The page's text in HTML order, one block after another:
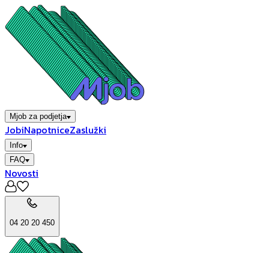
Mjob za podjetja
JobiNapotniceZaslužki
Info
FAQ
Novosti
04 20 20 450